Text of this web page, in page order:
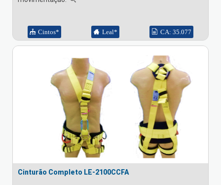
Cintos* Leal* CA: 35.077
Cinturão Completo LE-2100CCFA